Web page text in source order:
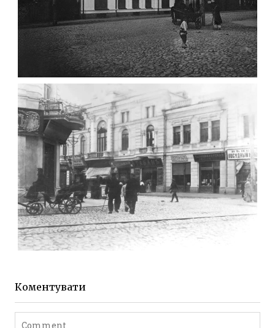
ФОТО ЖИТОМИРА 1905 ВУЛ.
МИХАЙЛІВСЬКА-СКОРУЛЬСЬКОГО
Фото Житомира період
до 1917 року
Leave a comment
ЖИТОМИР МИХАЙЛІВСЬКА 1903 РОКУ
Коментувати